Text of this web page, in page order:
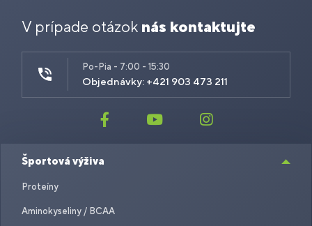
V prípade otázok nás kontaktujte
Po-Pia - 7:00 - 15:30
Objednávky: +421 903 473 211
Športová výživa
Proteíny
Aminokyseliny / BCAA